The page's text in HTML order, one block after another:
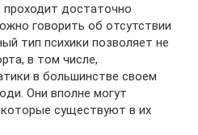
достаточно
говорить об отсутствии
тип психики позволяет не
в том числе,
в большинстве своем
Они вполне могут
существуют в их